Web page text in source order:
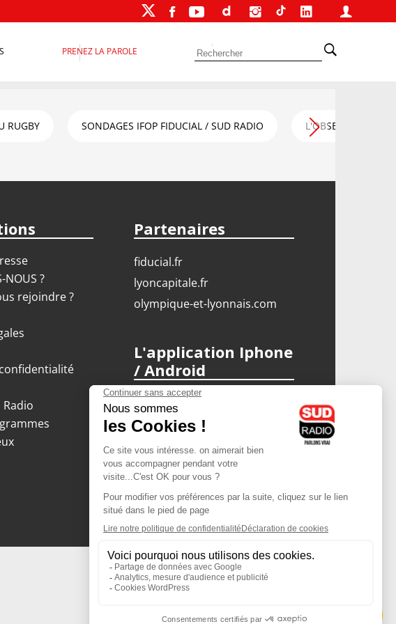
PRENEZ LA PAROLE
RUGBY SONDAGES IFOP FIDUCIAL / SUD RADIO L'OBSERVATOIRE
NOUS ?
rejoindre ?
Partenaires
fiducial.fr
lyoncapitale.fr
olympique-et-lyonnais.com
L'application Iphone
/ Android
Téléchargez l'application
Les cookies
Gestion des cookies